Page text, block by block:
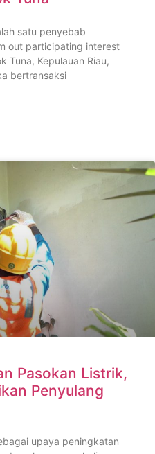
satu penyebab
out participating interest
Tuna, Kepulauan Riau,
bertransaksi
Pasokan Listrik,
Penyulang
upaya peningkatan